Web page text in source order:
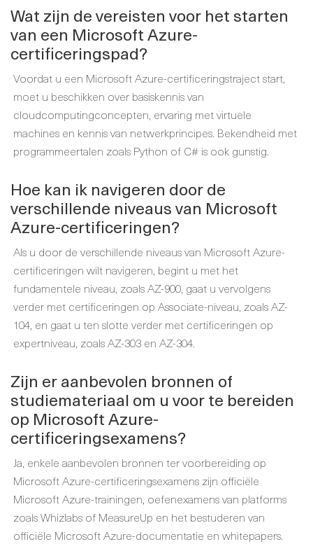
Wat zijn de vereisten voor het starten
van een Microsoft Azure-
certificeringspad?
Voordat u een Microsoft Azure-certificeringstraject start,
moet u beschikken over basiskennis van
cloudcomputingconcepten, ervaring met virtuele
machines en kennis van netwerkprincipes. Bekendheid met
programmeertalen zoals Python of C# is ook gunstig.
Hoe kan ik navigeren door de
verschillende niveaus van Microsoft
Azure-certificeringen?
Als u door de verschillende niveaus van Microsoft Azure-
certificeringen wilt navigeren, begint u met het
fundamentele niveau, zoals AZ-900, gaat u vervolgens
verder met certificeringen op Associate-niveau, zoals AZ-
104, en gaat u ten slotte verder met certificeringen op
expertniveau, zoals AZ-303 en AZ-304.
Zijn er aanbevolen bronnen of
studiemateriaal om u voor te bereiden
op Microsoft Azure-
certificeringsexamens?
Ja, enkele aanbevolen bronnen ter voorbereiding op
Microsoft Azure-certificeringsexamens zijn officiële
Microsoft Azure-trainingen, oefenexamens van platforms
zoals Whizlabs of MeasureUp en het bestuderen van
officiële Microsoft Azure-documentatie en whitepapers.